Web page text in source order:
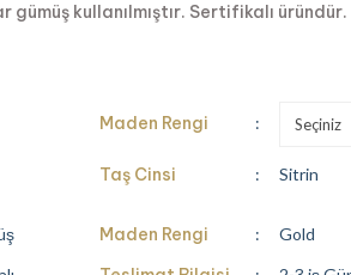
kullanılmıştır. Sertifikalı üründür.
Maden Rengi
Taş Cinsi Sitrin
Maden Rengi Gold